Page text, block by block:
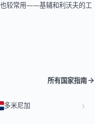
较常用——基辅和利沃夫的工
所有国家指南
多米尼加